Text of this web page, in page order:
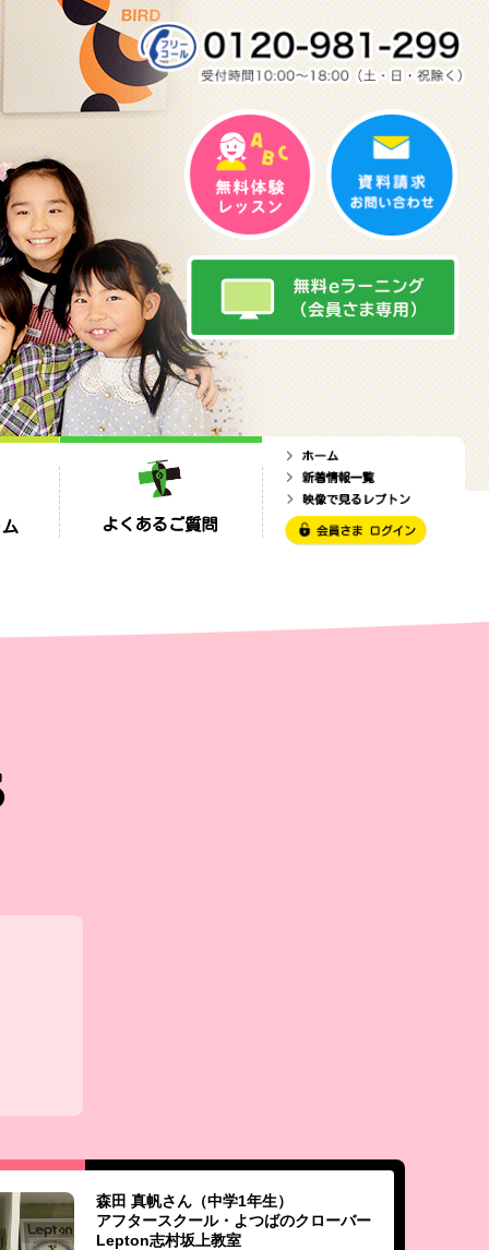
森田 真帆さん（中学1年生）
アフタースクール・よつばのクローバー
Lepton志村坂上教室